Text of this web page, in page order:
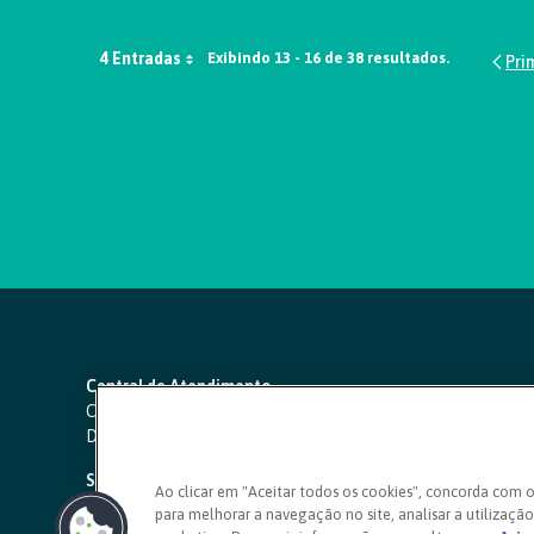
4 Entradas Exibindo 13 - 16 de 38 resultados.
Central de Atendimento
Capitais e regiões metropolitanas:
Demais localidades:
SAC 24 horas
Ouvidoria
Ao clicar em "Aceitar todos os cookies", concorda com
para melhorar a navegação no site, analisar a